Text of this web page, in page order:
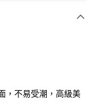
，不易受潮，高級美